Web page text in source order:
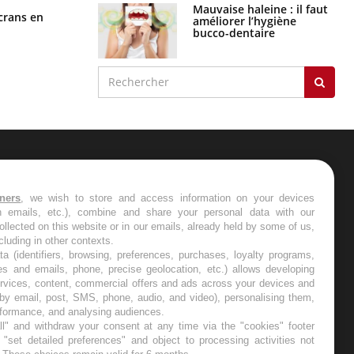
en Toujours connectés : comment le
travail empiète de plus en plus sur
nos soirées
graves
Maladie de Charcot
amyotrophique)
, we wish to store and access information on your devices
emails, etc.), combine and share your personal data with our
on this website or in our emails, already held by some of us,
in other contexts.
(identifiers, browsing, preferences, purchases, loyalty programs,
and emails, phone, precise geolocation, etc.) allows developing
content, commercial offers and ads across your devices and
email, post, SMS, phone, audio, and video), personalising them,
and analysing audiences.
and withdraw your consent at any time via the "cookies" footer
detailed preferences" and object to processing activities not